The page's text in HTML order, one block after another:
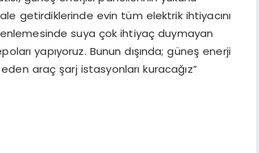
getirdiklerinde evin tüm elektrik ihtiyacını
suya çok ihtiyaç duymayan
yapıyoruz. Bunun dışında; güneş enerji
araç şarj istasyonları kuracağız”